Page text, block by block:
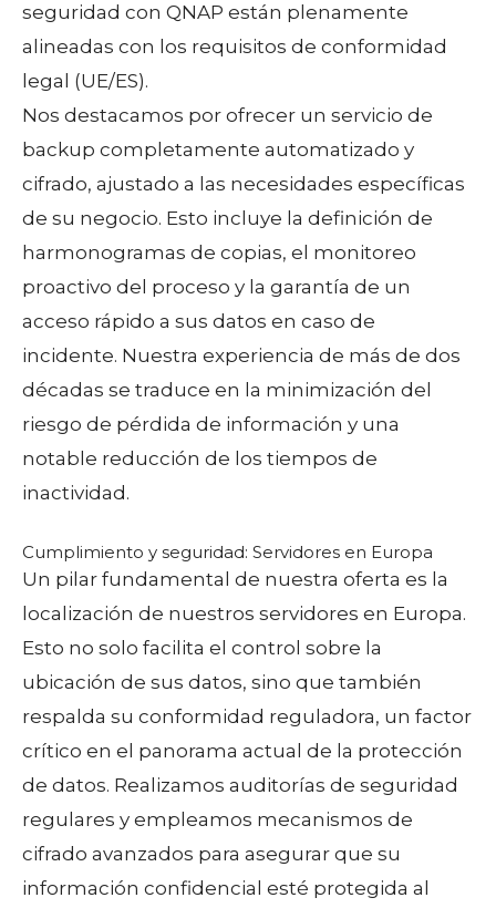
seguridad con QNAP están plenamente
alineadas con los requisitos de conformidad
legal (UE/ES).
Nos destacamos por ofrecer un servicio de
backup completamente automatizado y
cifrado, ajustado a las necesidades específicas
de su negocio. Esto incluye la definición de
harmonogramas de copias, el monitoreo
proactivo del proceso y la garantía de un
acceso rápido a sus datos en caso de
incidente. Nuestra experiencia de más de dos
décadas se traduce en la minimización del
riesgo de pérdida de información y una
notable reducción de los tiempos de
inactividad.
Cumplimiento y seguridad: Servidores en Europa
Un pilar fundamental de nuestra oferta es la
localización de nuestros servidores en Europa.
Esto no solo facilita el control sobre la
ubicación de sus datos, sino que también
respalda su conformidad reguladora, un factor
crítico en el panorama actual de la protección
de datos. Realizamos auditorías de seguridad
regulares y empleamos mecanismos de
cifrado avanzados para asegurar que su
información confidencial esté protegida al